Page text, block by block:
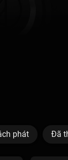
phát Đã